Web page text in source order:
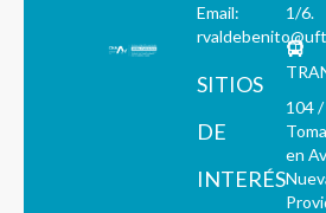
Email:
SITIOS
DE
INTERÉS
1/6.
104 /
en